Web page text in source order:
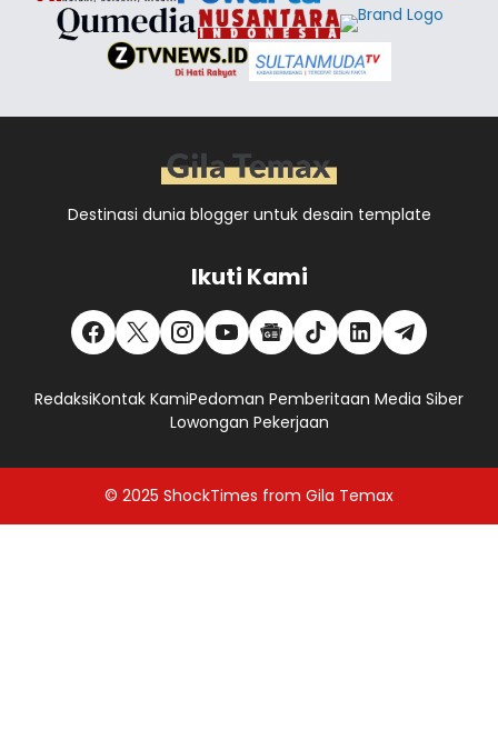
Destinasi dunia blogger untuk desain template
Ikuti Kami
RedaksiKontak KamiPedoman Pemberitaan Media Siber
Lowongan Pekerjaan
© 2025 ShockTimes from Gila Temax